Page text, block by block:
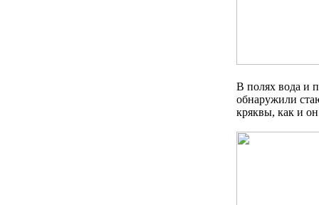
В полях вода и
обнаружили
кряквы, как и